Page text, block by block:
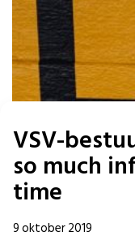
VSV-
so much
time
9 oktober 2019